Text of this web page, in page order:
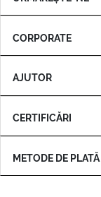
CORPORATE
AJUTOR
CERTIFICĂRI
METODE DE PLATĂ